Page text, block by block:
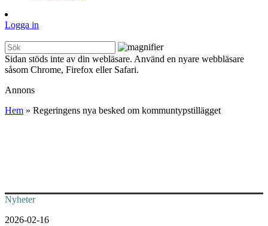
Logga in
Sidan stöds inte av din webläsare. Använd en nyare webbläsare
såsom Chrome, Firefox eller Safari.
Annons
Hem » Regeringens nya besked om kommuntypstillägget
Nyheter
2026-02-16